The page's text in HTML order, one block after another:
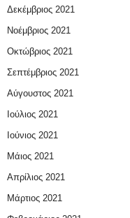
Δεκέμβριος 2021
Νοέμβριος 2021
Οκτώβριος 2021
Σεπτέμβριος 2021
Αύγουστος 2021
Ιούλιος 2021
Ιούνιος 2021
Μάιος 2021
Απρίλιος 2021
Μάρτιος 2021